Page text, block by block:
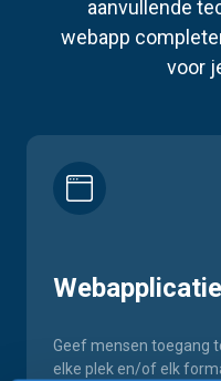
aanvullende
webapp
voor
Webapplicatie
Geef mensen toegang
elke plek en/of elk